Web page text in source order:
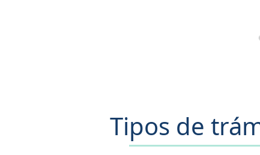
Tipos de